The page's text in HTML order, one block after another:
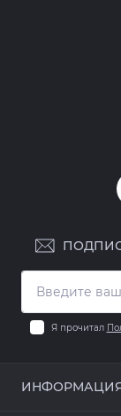
Я прочитал